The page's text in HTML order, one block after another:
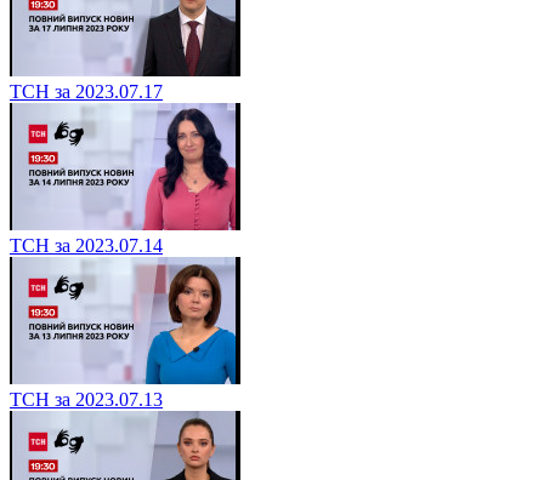
ТСН за 2023.07.17
ТСН за 2023.07.14
ТСН за 2023.07.13